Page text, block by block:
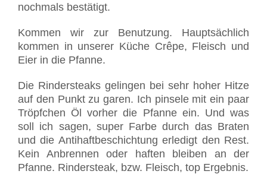
nochmals bestätigt.
Kommen wir zur Benutzung. Hauptsächlich
kommen in unserer Küche Crêpe, Fleisch und
Eier in die Pfanne.
Die Rindersteaks gelingen bei sehr hoher Hitze
auf den Punkt zu garen. Ich pinsele mit ein paar
Tröpfchen Öl vorher die Pfanne ein. Und was
soll ich sagen, super Farbe durch das Braten
und die Antihaftbeschichtung erledigt den Rest.
Kein Anbrennen oder haften bleiben an der
Pfanne. Rindersteak, bzw. Fleisch, top Ergebnis.